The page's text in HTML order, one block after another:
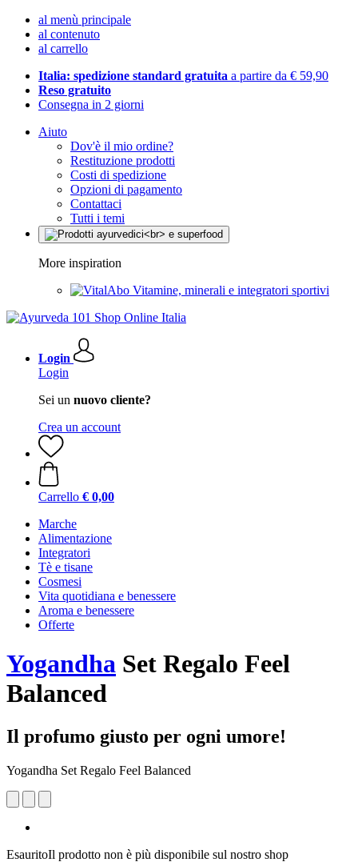
al menù principale
al contenuto
al carrello
Italia: spedizione standard gratuita a partire da € 59,90
Reso gratuito
Consegna in 2 giorni
Aiuto
Dov'è il mio ordine?
Restituzione prodotti
Costi di spedizione
Opzioni di pagamento
Contattaci
Tutti i temi
More inspiration
Vitamine, minerali e integratori sportivi
Login
Login
Sei un nuovo cliente?
Crea un account
Carrello € 0,00
Marche
Alimentazione
Integratori
Tè e tisane
Cosmesi
Vita quotidiana e benessere
Aroma e benessere
Offerte
Yogandha Set Regalo Feel
Balanced
Il profumo giusto per ogni umore!
Yogandha Set Regalo Feel Balanced
EsauritoIl prodotto non è più disponibile sul nostro shop